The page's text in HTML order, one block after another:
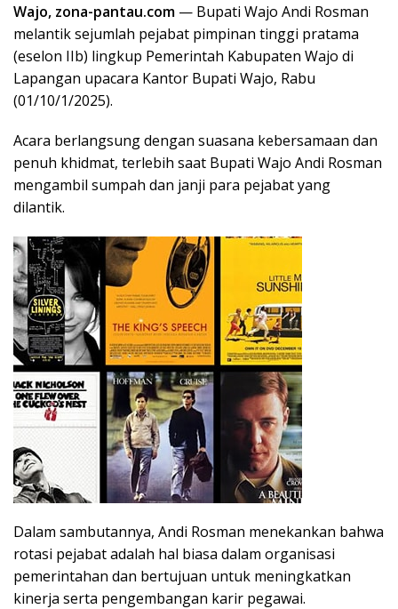
Wajo, zona-pantau.com — Bupati Wajo Andi Rosman
melantik sejumlah pejabat pimpinan tinggi pratama
(eselon IIb) lingkup Pemerintah Kabupaten Wajo di
Lapangan upacara Kantor Bupati Wajo, Rabu
(01/10/1/2025).
Acara berlangsung dengan suasana kebersamaan dan
penuh khidmat, terlebih saat Bupati Wajo Andi Rosman
mengambil sumpah dan janji para pejabat yang
dilantik.
Dalam sambutannya, Andi Rosman menekankan bahwa
rotasi pejabat adalah hal biasa dalam organisasi
pemerintahan dan bertujuan untuk meningkatkan
kinerja serta pengembangan karir pegawai.